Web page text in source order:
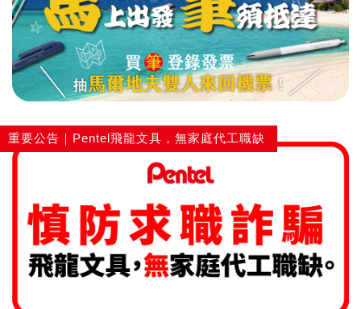
重要公告｜Pentel飛龍文具，無家庭代工職缺